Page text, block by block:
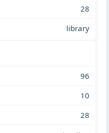
28
library
96
10
28